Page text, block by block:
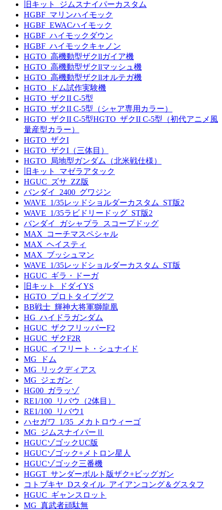
旧キット_ジムスナイパーカスタム
HGBF_マリンハイモック
HGBF_EWACハイモック
HGBF_ハイモックダウン
HGBF_ハイモックキャノン
HGTO_高機動型ザクllガイア機
HGTO_高機動型ザクllマッシュ機
HGTO_高機動型ザクllオルテガ機
HGTO_ドム試作実験機
HGTO_ザクII C-5型
HGTO_ザクII C-5型（シャア専用カラー）
HGTO_ザクII C-5型HGTO_ザクII C-5型（初代アニメ風
量産型カラー）
HGTO_ザクI
HGTO_ザクI（三体目）
HGTO_局地型ガンダム（北米戦仕様）
旧キット_マゼラアタック
HGUC_ズサ_ZZ版
バンダイ_2400_グワジン
WAVE_1/35レッドショルダーカスタム_ST版2
WAVE_1/35ラビドリードッグ_ST版2
バンダイ_ガシャプラ_スコープドッグ
MAX_コーチマスペシャル
MAX_ヘイスティ
MAX_ブッシュマン
WAVE_1/35レッドショルダーカスタム_ST版
HGUC_ギラ・ドーガ
旧キット_ドダイYS
HGTO_プロトタイプグフ
BB戦士_輝神大将軍獅龍凰
HG_ハイドラガンダム
HGUC_ザクフリッパーF2
HGUC_ザクF2R
HGUC_イフリート・シュナイド
MG_ドム
MG_リックディアス
MG_ジェガン
HG00_ガラッゾ
RE1/100_リバウ（2体目）
RE1/100_リバウ1
ハセガワ_1/35_メカトロウィーゴ
MG_ジムスナイパーⅡ
HGUCゾゴックUC版
HGUCゾゴック+メトロン星人
HGUCゾゴック三番機
HGGT_サンダーボルト版ザク+ビッグガン
コトブキヤ_Dスタイル_アイアンコング＆グスタフ
HGUC_ギャンスロット
MG_真武者頑駄無